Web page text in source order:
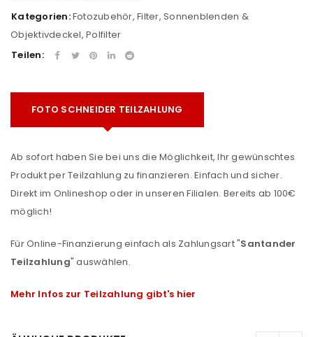
Kategorien:Fotozubehör, Filter, Sonnenblenden &
Objektivdeckel, Polfilter
Teilen:
FOTO SCHNEIDER TEILZAHLUNG
Ab sofort haben Sie bei uns die Möglichkeit, Ihr gewünschtes
Produkt per Teilzahlung zu finanzieren. Einfach und sicher.
Direkt im Onlineshop oder in unseren Filialen. Bereits ab 100€
möglich!
Für Online-Finanzierung einfach als Zahlungsart "Santander
Teilzahlung" auswählen.
Mehr Infos zur Teilzahlung gibt's hier